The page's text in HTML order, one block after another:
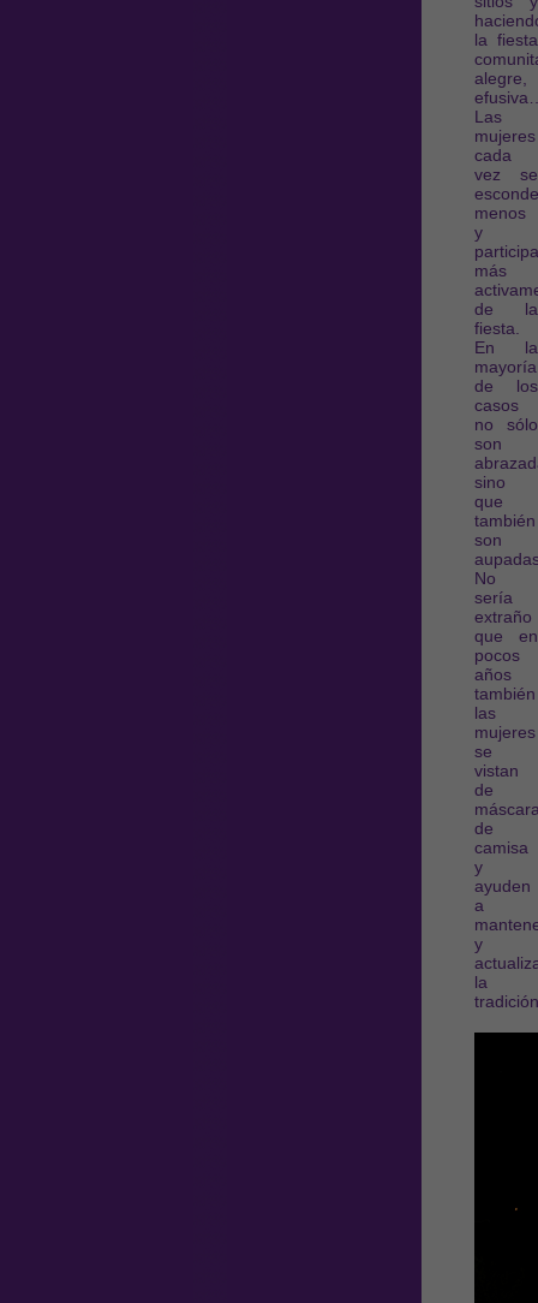
la fiesta
alegre,
Las
mujeres
cada
vez se
menos
y
más
de la
fiesta.
En la
mayoría
de los
casos
no sólo
son
sino
que
también
son
No
sería
extraño
que en
pocos
años
también
las
mujeres
se
vistan
de
de
camisa
y
ayuden
a
y
la